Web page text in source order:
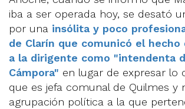
iba a ser operada hoy, se desató
por una insólita y poco
de Clarín que comunicó el hecho
a la dirigente como "intendenta
Cámpora" en lugar de expresar lo
que es jefa comunal de Quilmes y
agrupación política a la que